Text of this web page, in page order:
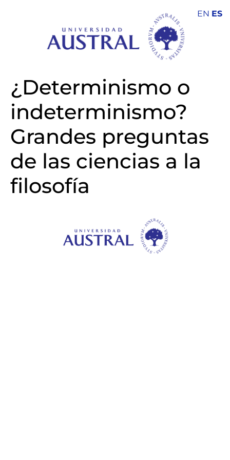
¿Determinismo o
indeterminismo?
Grandes preguntas
de las ciencias a la
filosofía
EN ES